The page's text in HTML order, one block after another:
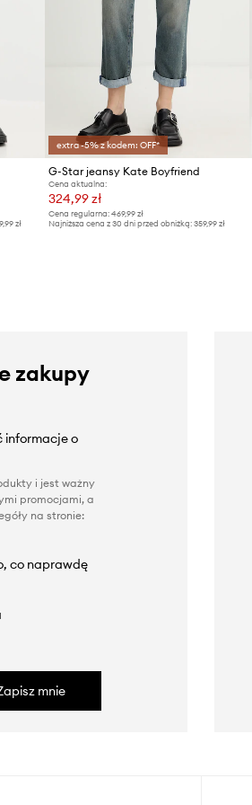
zł
extra -5% z kodem: OFF*
G-Star jeansy Kate Boyfriend
Cena aktualna:
324,99 zł
Cena regularna: 469,99 zł
Najniższa cena z 30 dni przed obniżką: 359,99 zł
zakupy
informacje o
i jest ważny
promocjami, a
na stronie:
co naprawdę
mnie